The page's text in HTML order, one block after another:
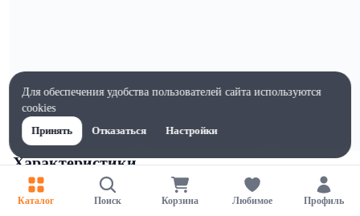
Характеристики
Ширина, мм
80
Каталог Поиск Корзина Любимое Профиль
Для обеспечения удобства пользователей сайта используются
cookies
Принять
Отказаться Настройки